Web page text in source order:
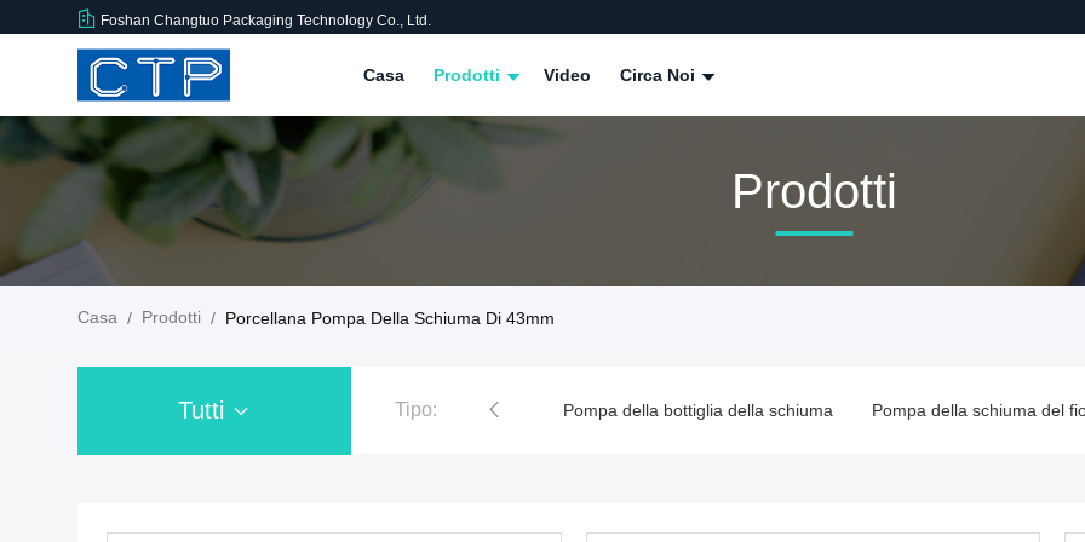
Foshan Changtuo Packaging Technology Co., Ltd.
Casa Prodotti Video Circa Noi
Prodotti
Casa / Prodotti / Porcellana Pompa Della Schiuma Di 43mm
Tutti Tipo:
Pompa della schiuma plastica Pompa della bottiglia della schiuma Pompa della schiuma del